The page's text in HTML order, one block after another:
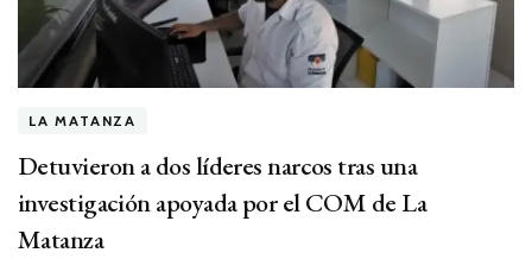
LA MATANZA
Detuvieron a dos líderes narcos tras una
investigación apoyada por el COM de La
Matanza